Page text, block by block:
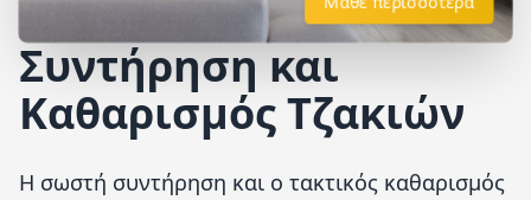
Συντήρηση και
Καθαρισμός Τζακιών
Η σωστή συντήρηση και ο τακτικός καθαρισμός